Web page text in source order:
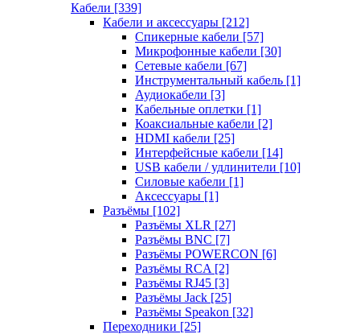
Кабели [339]
Кабели и аксессуары [212]
Спикерные кабели [57]
Микрофонные кабели [30]
Сетевые кабели [67]
Инструментальный кабель [1]
Аудиокабели [3]
Кабельные оплетки [1]
Коаксиальные кабели [2]
HDMI кабели [25]
Интерфейсные кабели [14]
USB кабели / удлинители [10]
Силовые кабели [1]
Аксессуары [1]
Разъёмы [102]
Разъёмы XLR [27]
Разъёмы BNC [7]
Разъёмы POWERCON [6]
Разъёмы RCA [2]
Разъёмы RJ45 [3]
Разъёмы Jack [25]
Разъёмы Speakon [32]
Переходники [25]